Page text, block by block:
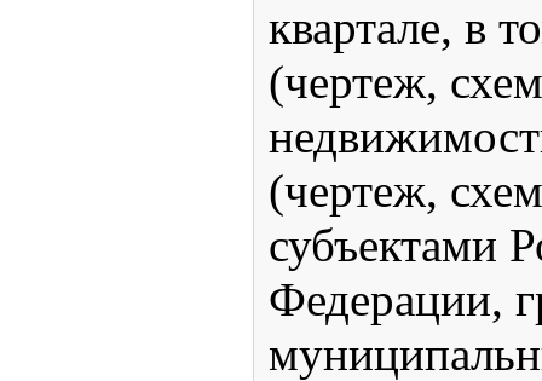
квартале, в
(чертеж,
(чертеж,
субъектами
Федерации,